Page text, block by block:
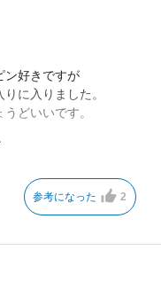
ン好きですが
に入りました。
どいいです。
す。
日には届きました。
参考になった 2